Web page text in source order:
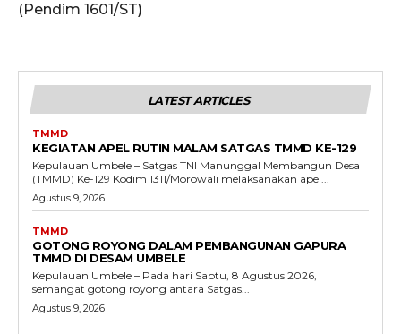
(Pendim 1601/ST)
LATEST ARTICLES
TMMD
KEGIATAN APEL RUTIN MALAM SATGAS TMMD KE-129
Kepulauan Umbele – Satgas TNI Manunggal Membangun Desa
(TMMD) Ke-129 Kodim 1311/Morowali melaksanakan apel...
Agustus 9, 2026
TMMD
GOTONG ROYONG DALAM PEMBANGUNAN GAPURA
TMMD DI DESAM UMBELE
Kepulauan Umbele – Pada hari Sabtu, 8 Agustus 2026,
semangat gotong royong antara Satgas...
Agustus 9, 2026